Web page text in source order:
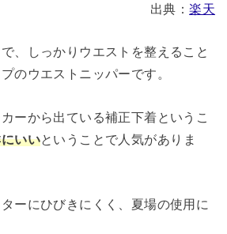
出典：楽天
、しっかりウエストを整えること
のウエストニッパーです。
ーから出ている補正下着というこ
いいということで人気がありま
ーにひびきにくく、夏場の使用に